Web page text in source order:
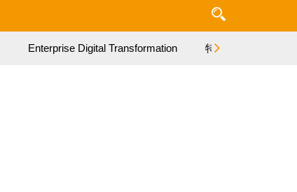
Enterprise Digital Transformation 特集